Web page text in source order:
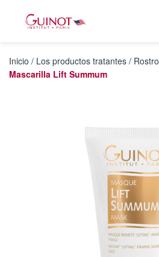
Inicio / Los productos tratantes / Rostro
Mascarilla Lift Summum